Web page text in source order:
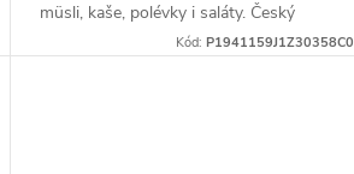
müsli, kaše, polévky i saláty. Český
porcelán Thun 1794 v moderním
Kód: P1941159J1Z30358C0